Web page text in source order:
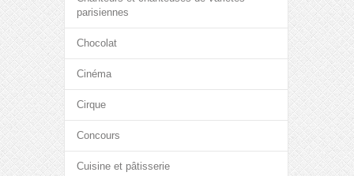
parisiennes
Chocolat
Cinéma
Cirque
Concours
Cuisine et pâtisserie